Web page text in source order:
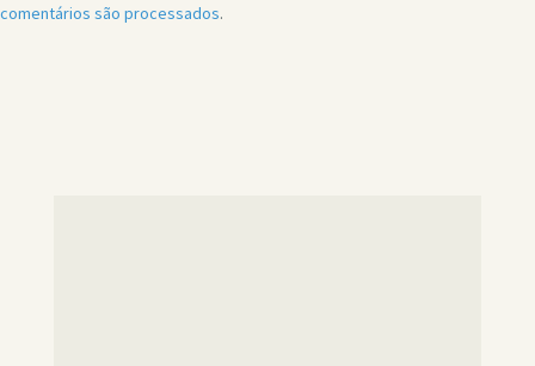
comentários são processados.